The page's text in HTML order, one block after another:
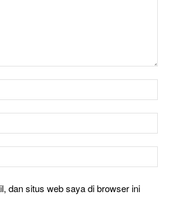
dan situs web saya di browser ini